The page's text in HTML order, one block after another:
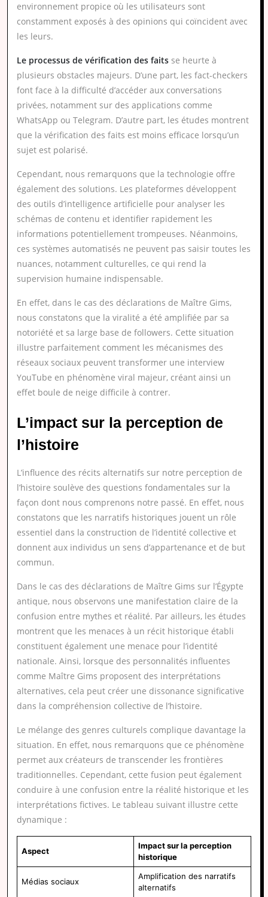
environnement propice où les utilisateurs sont
constamment exposés à des opinions qui coïncident avec
les leurs.
Le processus de vérification des faits se heurte à
plusieurs obstacles majeurs. D’une part, les fact-checkers
font face à la difficulté d’accéder aux conversations
privées, notamment sur des applications comme
WhatsApp ou Telegram. D’autre part, les études montrent
que la vérification des faits est moins efficace lorsqu’un
sujet est polarisé.
Cependant, nous remarquons que la technologie offre
également des solutions. Les plateformes développent
des outils d’intelligence artificielle pour analyser les
schémas de contenu et identifier rapidement les
informations potentiellement trompeuses. Néanmoins,
ces systèmes automatisés ne peuvent pas saisir toutes les
nuances, notamment culturelles, ce qui rend la
supervision humaine indispensable.
En effet, dans le cas des déclarations de Maître Gims,
nous constatons que la viralité a été amplifiée par sa
notoriété et sa large base de followers. Cette situation
illustre parfaitement comment les mécanismes des
réseaux sociaux peuvent transformer une interview
YouTube en phénomène viral majeur, créant ainsi un
effet boule de neige difficile à contrer.
L’impact sur la perception de
l’histoire
L’influence des récits alternatifs sur notre perception de
l’histoire soulève des questions fondamentales sur la
façon dont nous comprenons notre passé. En effet, nous
constatons que les narratifs historiques jouent un rôle
essentiel dans la construction de l’identité collective et
donnent aux individus un sens d’appartenance et de but
commun.
Dans le cas des déclarations de Maître Gims sur l’Égypte
antique, nous observons une manifestation claire de la
confusion entre mythes et réalité. Par ailleurs, les études
montrent que les menaces à un récit historique établi
constituent également une menace pour l’identité
nationale. Ainsi, lorsque des personnalités influentes
comme Maître Gims proposent des interprétations
alternatives, cela peut créer une dissonance significative
dans la compréhension collective de l’histoire.
Le mélange des genres culturels complique davantage la
situation. En effet, nous remarquons que ce phénomène
permet aux créateurs de transcender les frontières
traditionnelles. Cependant, cette fusion peut également
conduire à une confusion entre la réalité historique et les
interprétations fictives. Le tableau suivant illustre cette
dynamique :
Aspect
Impact sur la perception
historique
Médias sociaux
Amplification des narratifs
alternatifs